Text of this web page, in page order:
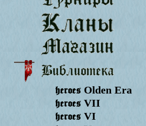
heroes Olden Era
heroes VII
heroes VI